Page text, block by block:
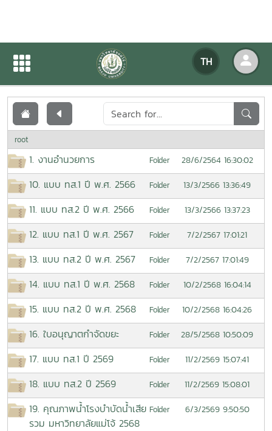
TH
เอกสารเผยแพร่
root
1. งานอำนวยการ Folder 28/6/2564 16:30:02
10. แบบ ทส.1 ปี พ.ศ. 2566 Folder 13/3/2566 13:36:49
11. แบบ ทส.2 ปี พ.ศ. 2566 Folder 13/3/2566 13:37:23
12. แบบ ทส.1 ปี พ.ศ. 2567 Folder 7/2/2567 17:01:21
13. แบบ ทส.2 ปี พ.ศ. 2567 Folder 7/2/2567 17:01:49
14. แบบ ทส.1 ปี พ.ศ. 2568 Folder 10/2/2568 16:04:14
15. แบบ ทส.2 ปี พ.ศ. 2568 Folder 10/2/2568 16:04:26
16. ใบอนุญาตกำจัดขยะ Folder 28/5/2568 10:50:09
17. แบบ ทส.1 ปี 2569 Folder 11/2/2569 15:07:41
18. แบบ ทส.2 ปี 2569 Folder 11/2/2569 15:08:01
19. คุณภาพน้ำโรงบำบัดน้ำเสีย
รวม มหาวิทยาลัยแม่โจ้ 2568
Folder 6/3/2569 9:50:50